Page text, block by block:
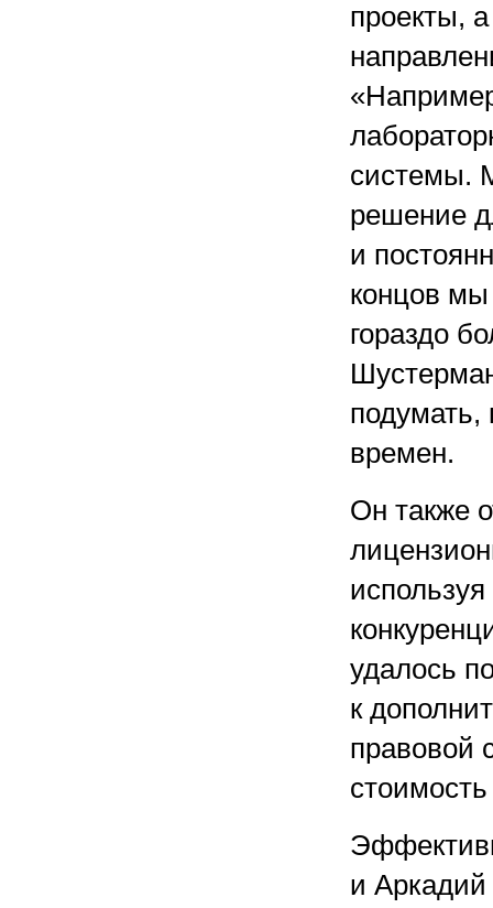
проекты,
системы.
решение
и
концов
гораздо
подумать,
времен.
Он также
удалось
к
правовой
и Аркадий